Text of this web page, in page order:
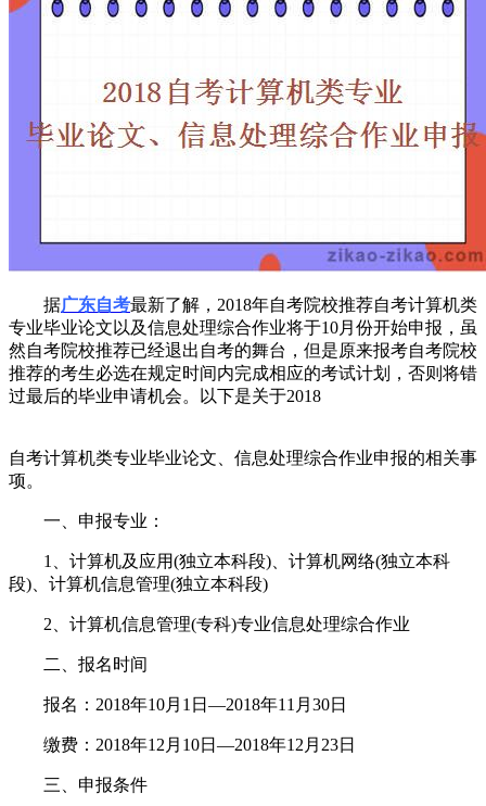
据广东自考最新了解，2018年自考院校推荐自考计算机类
专业毕业论文以及信息处理综合作业将于10月份开始申报，虽
然自考院校推荐已经退出自考的舞台，但是原来报考自考院校
推荐的考生必选在规定时间内完成相应的考试计划，否则将错
过最后的毕业申请机会。以下是关于2018
自考计算机类专业毕业论文、信息处理综合作业申报的相关事
项。
一、申报专业：
1、计算机及应用(独立本科段)、计算机网络(独立本科
段)、计算机信息管理(独立本科段)
2、计算机信息管理(专科)专业信息处理综合作业
二、报名时间
报名：2018年10月1日—2018年11月30日
缴费：2018年12月10日—2018年12月23日
三、申报条件